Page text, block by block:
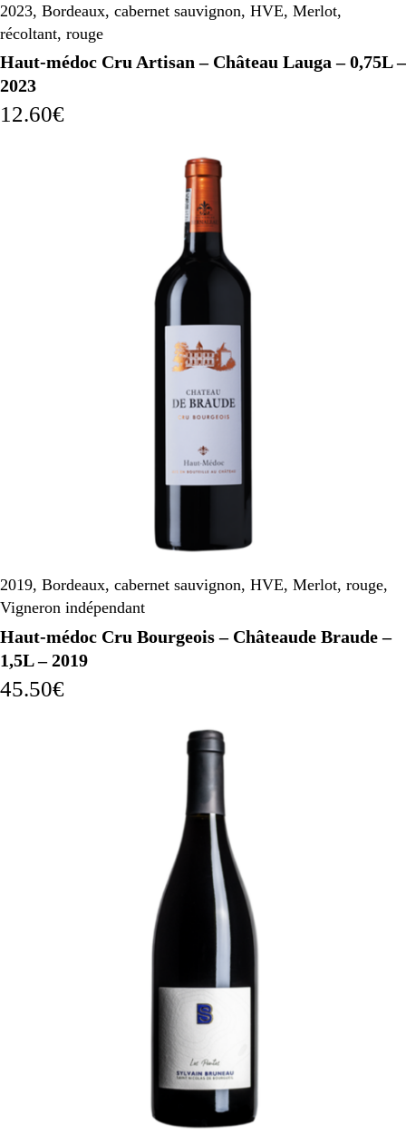
2023, Bordeaux, cabernet sauvignon, HVE, Merlot,
récoltant, rouge
Haut-médoc Cru Artisan – Château Lauga – 0,75L –
2023
12.60€
2019, Bordeaux, cabernet sauvignon, HVE, Merlot, rouge,
Vigneron indépendant
Haut-médoc Cru Bourgeois – Châteaude Braude –
1,5L – 2019
45.50€